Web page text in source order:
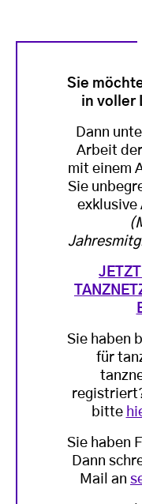
Sie
in voller
Dann
Arbeit
mit einem
Sie
Sie haben
für
bitte
Sie haben
Dann
Mail an